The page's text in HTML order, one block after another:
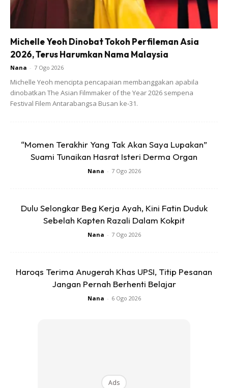
5. Panaskan air kukusan, kukus ayam sehingga masak.
6. Dah masak, angkat & hiris ayam menjadi kepingan, tuang
kicap manis skit di atas nya.
Michelle Yeoh Dinobat Tokoh Perfileman Asia
2026, Terus Harumkan Nama Malaysia
Nana - 7 Ogo 2026
Michelle Yeoh mencipta pencapaian membanggakan apabila
dinobatkan The Asian Filmmaker of the Year 2026 sempena
Festival Filem Antarabangsa Busan ke-31.
“Momen Terakhir Yang Tak Akan Saya Lupakan”
Suami Tunaikan Hasrat Isteri Derma Organ
Nana - 7 Ogo 2026
Dulu Selongkar Beg Kerja Ayah, Kini Fatin Duduk
Sebelah Kapten Razali Dalam Kokpit
Nana - 7 Ogo 2026
Haroqs Terima Anugerah Khas UPSI, Titip Pesanan
Jangan Pernah Berhenti Belajar
Nana - 6 Ogo 2026
Ads